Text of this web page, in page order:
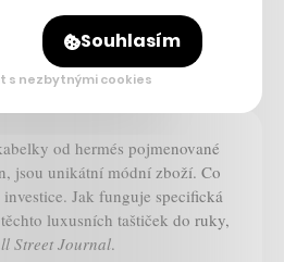
od hermés pojmenované
jsou unikátní módní zboží. Co
Jak funguje specifická
luxusních taštiček do ruky,
Street Journal.
Souhlasím
s nezbytnými cookies